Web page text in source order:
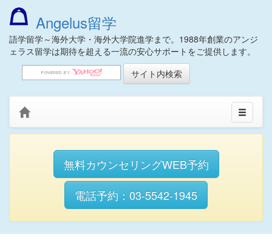
Angelus留学
語学留学～海外大学・海外大学院進学まで。1988年創業のアンジ
ェラス留学は期待を超える一流の安心サポートをご提供します。
無料カウンセリングWEB予約
電話予約：03-5542-1945